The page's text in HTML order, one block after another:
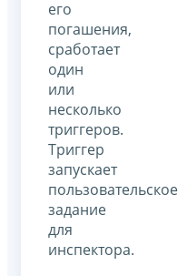
его
погашения,
сработает
один
или
несколько
триггеров.
Триггер
запускает
пользовательское
задание
для
инспектора.